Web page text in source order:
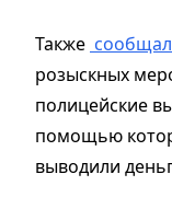
Также
розыскных
полицейские
помощью
выводили